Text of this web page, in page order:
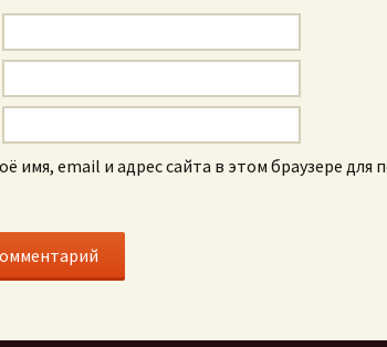
имя, email и адрес сайта в этом браузере для